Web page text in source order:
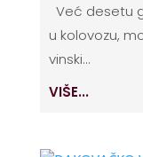
Već desetu
u kolovozu,
vinski...
VIŠE...